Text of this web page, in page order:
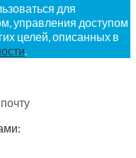
для
управления доступом
целей, описанных в